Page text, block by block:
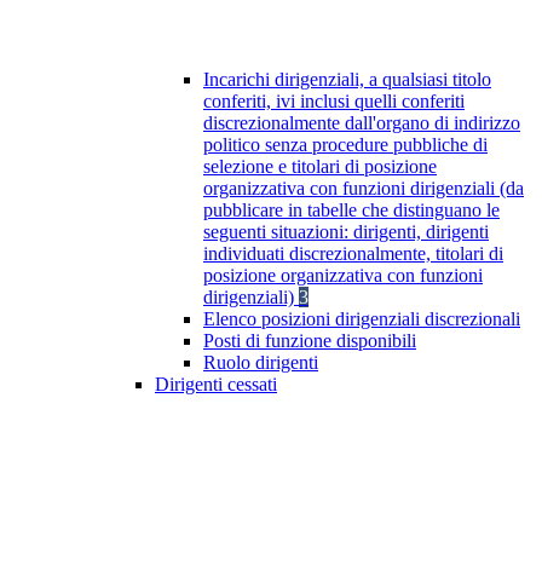
Incarichi dirigenziali, a qualsiasi titolo
conferiti, ivi inclusi quelli conferiti
discrezionalmente dall'organo di indirizzo
politico senza procedure pubbliche di
selezione e titolari di posizione
organizzativa con funzioni dirigenziali (da
pubblicare in tabelle che distinguano le
seguenti situazioni: dirigenti, dirigenti
individuati discrezionalmente, titolari di
posizione organizzativa con funzioni
dirigenziali) 3
Elenco posizioni dirigenziali discrezionali
Posti di funzione disponibili
Ruolo dirigenti
Dirigenti cessati